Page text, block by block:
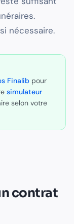
nécessaire.
Finalib pour
simulateur
selon votre
contrat